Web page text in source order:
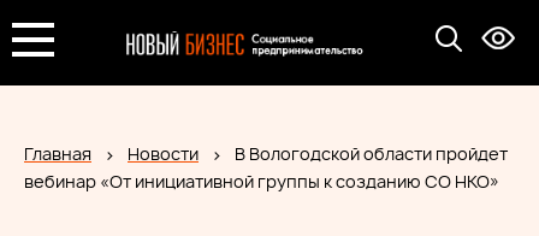
Главная Новости
В Вологодской области пройдет
вебинар «От инициативной группы к созданию СО НКО»